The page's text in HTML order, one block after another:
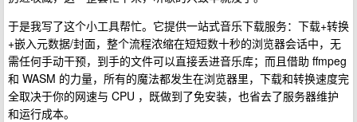
于是我写了这个小工具帮忙。它提供一站式音乐下载服务：下载+转换
+嵌入元数据/封面，整个流程浓缩在短短数十秒的浏览器会话中，无
需任何手动干预，到手的文件可以直接丢进音乐库；而且借助 ffmpeg
和 WASM 的力量，所有的魔法都发生在浏览器里，下载和转换速度完
全取决于你的网速与 CPU ，既做到了免安装，也省去了服务器维护
和运行成本。